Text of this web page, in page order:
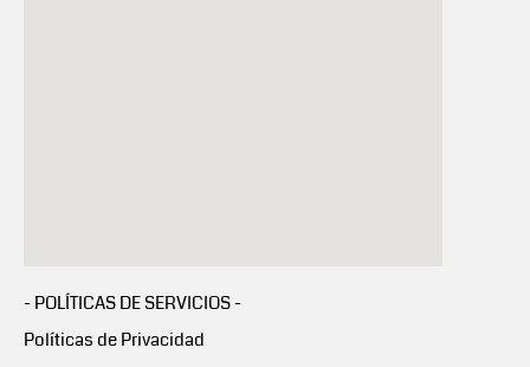
- POLÍTICAS DE SERVICIOS -
Políticas de Privacidad